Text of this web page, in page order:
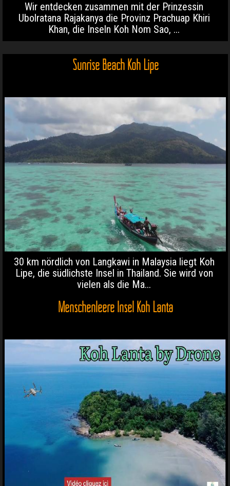
Wir entdecken zusammen mit der Prinzessin
Ubolratana Rajakanya die Provinz Prachuap Khiri
Khan, die Inseln Koh Nom Sao, ...
Sunrise Beach Koh Lipe
30 km nördlich von Langkawi in Malaysia liegt Koh
Lipe, die südlichste Insel in Thailand. Sie wird von
vielen als die Ma...
Menschenleere Insel Koh Lanta